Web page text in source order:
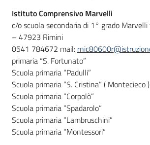
Istituto Comprensivo Marvelli
c/o scuola secondaria di 1° grado
– 47923 Rimini
0541 784672 mail:
primaria “S. Fortunato”
Scuola primaria “Padulli”
Scuola primaria “S. Cristina” ( Montecieco )
Scuola primaria “Corpolò”
Scuola primaria “Spadarolo”
Scuola primaria “Lambruschini”
Scuola primaria “Montessori”